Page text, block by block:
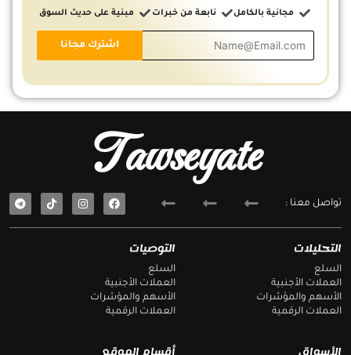
مجانية بالكامل نابعة من خبرات مبنية على حديث السوق
التوصيات
السلع
العملات الأجنبية
الأسهم والمؤشرات
العملات الرقمية
التحليلات
السلع
العملات الأجنبية
الأسهم والمؤشرات
العملات الرقمية
Tawseyate
تواصل معنا :
F
a
e
T
e
e